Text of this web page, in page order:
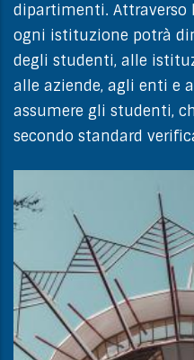
dipartimenti. Attraverso
ogni istituzione potrà
degli studenti, alle
alle aziende, agli enti e
assumere gli studenti,
secondo standard